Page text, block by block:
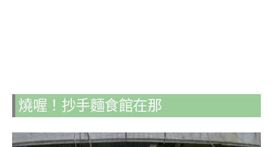
燒喔！抄手麵食館在那